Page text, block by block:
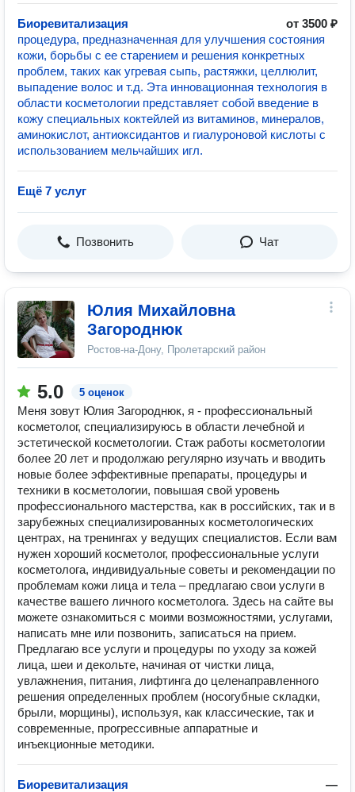
Биоревитализация
от 3500 ₽
процедура, предназначенная для улучшения состояния
кожи, борьбы с ее старением и решения конкретных
проблем, таких как угревая сыпь, растяжки, целлюлит,
выпадение волос и т.д. Эта инновационная технология в
области косметологии представляет собой введение в
кожу специальных коктейлей из витаминов, минералов,
аминокислот, антиоксидантов и гиалуроновой кислоты с
использованием мельчайших игл.
Ещё 7 услуг
Позвонить Чат
Юлия Михайловна
Загороднюк
Ростов-на-Дону, Пролетарский район
5.0 5 оценок
Меня зовут Юлия Загороднюк, я - профессиональный
косметолог, специализируюсь в области лечебной и
эстетической косметологии. Стаж работы косметологии
более 20 лет и продолжаю регулярно изучать и вводить
новые более эффективные препараты, процедуры и
техники в косметологии, повышая свой уровень
профессионального мастерства, как в российских, так и в
зарубежных специализированных косметологических
центрах, на тренингах у ведущих специалистов. Если вам
нужен хороший косметолог, профессиональные услуги
косметолога, индивидуальные советы и рекомендации по
проблемам кожи лица и тела – предлагаю свои услуги в
качестве вашего личного косметолога. Здесь на сайте вы
можете ознакомиться с моими возможностями, услугами,
написать мне или позвонить, записаться на прием.
Предлагаю все услуги и процедуры по уходу за кожей
лица, шеи и декольте, начиная от чистки лица,
увлажнения, питания, лифтинга до целенаправленного
решения определенных проблем (носогубные складки,
брыли, морщины), используя, как классические, так и
современные, прогрессивные аппаратные и
инъекционные методики.
Биоревитализация —